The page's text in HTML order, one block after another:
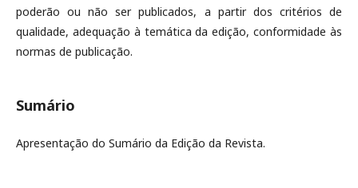
poderão ou não ser publicados, a partir dos critérios de
qualidade, adequação à temática da edição, conformidade às
normas de publicação.
Sumário
Apresentação do Sumário da Edição da Revista.